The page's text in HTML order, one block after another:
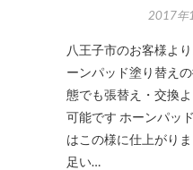
2017年
八王子市のお客様よ
ーンパッド塗り替え
態でも張替え・交換
可能です ホーンパッ
はこの様に仕上がり
足い…